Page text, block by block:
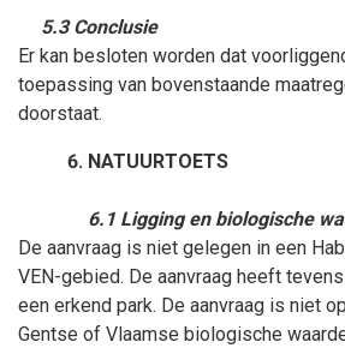
5.3 Conclusie
Er kan besloten worden dat
toepassing van bovenstaande
doorstaat.
NATUURTOETS
6.1 Ligging en biologische
De aanvraag is niet gelegen in een
VEN-gebied. De aanvraag heeft
een erkend park. De aanvraag is niet
Gentse of Vlaamse biologische